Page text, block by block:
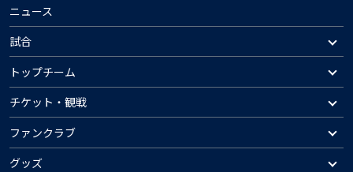
ニュース
試合
トップチーム
チケット・観戦
ファンクラブ
グッズ